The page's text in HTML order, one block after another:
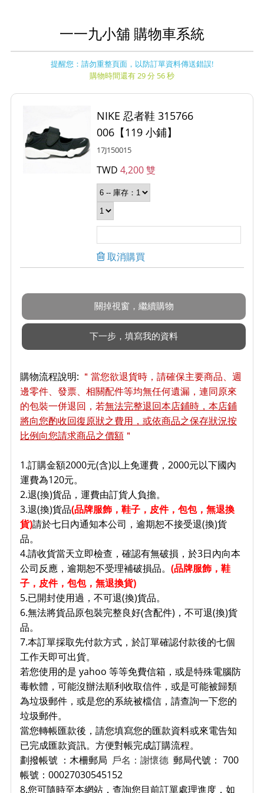
一一九小舖 購物車系統
提醒您：請勿重整頁面，以防訂單資料傳送錯誤!
購物時間還有 29 分 56 秒
NIKE 忍者鞋 315766
006【119 小鋪】
17J150015
TWD4,200 雙
取消購買
購物流程說明:
＂當您欲退貨時，請確保主要商品、週
邊零件、發票、相關配件等均無任何遺漏，連同原來
的包裝一併退回，若無法完整退回本店鋪時，本店鋪
將向您酌收回復原狀之費用，或依商品之保存狀況按
比例向您請求商品之價額 ＂
1.訂購金額2000元(含)以上免運費，2000元以下國內
運費為120元。
2.退(換)貨品，運費由訂貨人負擔。
3.退(換)貨品(品牌服飾，鞋子 ，皮件，包包，無退換
貨)請於七日內通知本公司，逾期恕不接受退(換)貨
品。
4.請收貨當天立即檢查，確認有無破損，於3日內向本
公司反應，逾期恕不受理補破損品。 (品牌服飾，鞋
子 ，皮件，包包，無退換貨)
5.已開封使用過，不可退(換)貨品。
6.無法將貨品原包裝完整良好(含配件)，不可退(換)貨
品。
7.本訂單採取先付款方式，於訂單確認付款後的七個
工作天即可出貨。
若您使用的是 yahoo 等等免費信箱，或是特殊電腦防
毒軟體，可能沒辦法順利收取信件，或是可能被歸類
為垃圾郵件，或是您的系統被檔信，請查詢一下您的
垃圾郵件。
當您轉帳匯款後，請您填寫您的匯款資料或來電告知
已完成匯款資訊。方便對帳完成訂購流程。
劃撥帳號 ：木柵郵局 戶名：謝懷德 郵局代號： 700
帳號：00027030545152
8.您可隨時至本網站，查詢您目前訂單處理進度，如